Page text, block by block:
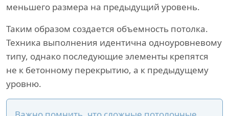
меньшего размера на предыдущий уровень.
Таким образом создается объемность потолка.
Техника выполнения идентична одноуровневому
типу, однако последующие элементы крепятся
не к бетонному перекрытию, а к предыдущему
уровню.